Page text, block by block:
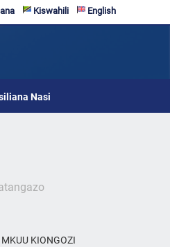
English
Kiswahili
Nasi
KIONGOZI